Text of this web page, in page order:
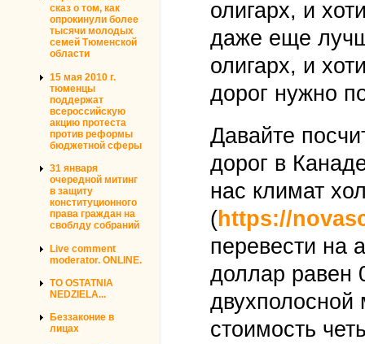
сказ о том, как
опрокинули более
тысячи молодых
семей Тюменской
области
15 мая 2010 г.
тюменцы
поддержат
всероссийскую
акцию протеста
против реформы
бюджетной сферы
31 января
очередной митинг
в защиту
конституционного
права граждан на
своблду собраний
Live comment
moderator. ONLINE.
TO OSTATNIA
NEDZIELA...
Беззаконие в
лицах
олигарх, и
даже еще
олигарх, и
дорог нужно
Давайте
дорог в
нас климат
(https://
перевести на
доллар равен
стоимость